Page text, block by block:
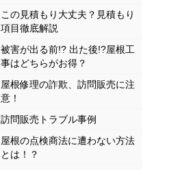
この見積もり大丈夫？見積もり
項目徹底解説
被害が出る前!? 出た後!?屋根工
事はどちらがお得？
屋根修理の詐欺、訪問販売に注
意！
訪問販売トラブル事例
屋根の点検商法に遭わない方法
とは！？